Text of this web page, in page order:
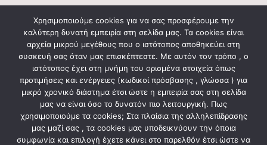
ΠΕΡΙΓΡΑΦΉ
Έξυπνο Σπίτι
Επεκτάσεις Housemate
ΣΧΕΤΙΚΆ ΠΡΟΪΌΝΤΑ
Χρησιμοποιούμε cookies για να σας προσφέρουμε την
καλύτερη δυνατή εμπειρία στη σελίδα μας. Τα cookies είναι
αρχεία μικρού μεγέθους που ο ιστότοπος αποθηκεύει στη
συσκευή σας όταν μας επισκέπτεστε. Με αυτόν τον τρόπο , ο
ιστότοπος έχει στη μνήμη του ορισμένα στοιχεία όπως
προτιμήσεις και ενέργειες (κωδικοί πρόσβασης , γλώσσα ) για
μικρό χρονικό διάστημα έτσι ώστε η εμπειρία σας στη σελίδα
μας να είναι όσο το δυνατόν πιο λειτουργική. Πως
χρησιμοποιούμε τα cookies; Στα πλαίσια της αλληλεπίδρασης
μας μαζί σας , τα cookies μας υποδεικνύουν την όποια
συμφωνία και επιλογή έχετε κάνει στο παρελθόν έτσι ώστε να